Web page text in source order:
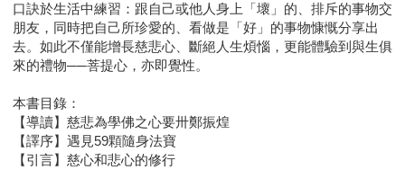
口訣於生活中練習：跟自己或他人身上「壞」的、排斥的事物交
朋友，同時把自己所珍愛的、看做是「好」的事物慷慨分享出
去。如此不僅能增長慈悲心、斷絕人生煩惱，更能體驗到與生俱
來的禮物──菩提心，亦即覺性。
本書目錄：
【導讀】慈悲為學佛之心要卅鄭振煌
【譯序】遇見59顆隨身法寶
【引言】慈心和悲心的修行